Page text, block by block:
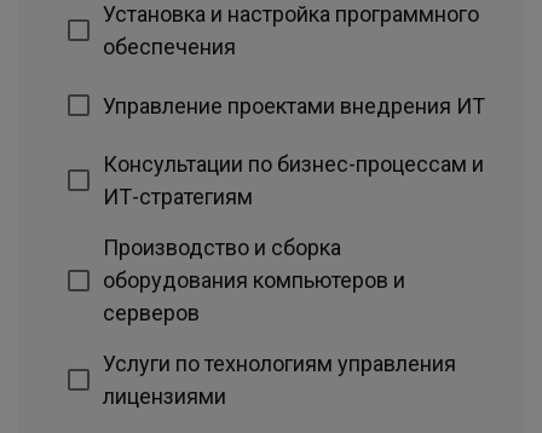
Установка и настройка программного
обеспечения
Управление проектами внедрения ИТ
Консультации по бизнес-процессам и
ИТ-стратегиям
Производство и сборка
оборудования компьютеров и
серверов
Услуги по технологиям управления
лицензиями